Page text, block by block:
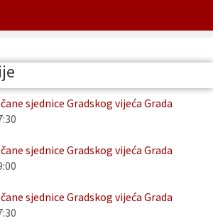
sjednice Gradskog vijeća Grada
sjednice Gradskog vijeća Grada
sjednice Gradskog vijeća Grada